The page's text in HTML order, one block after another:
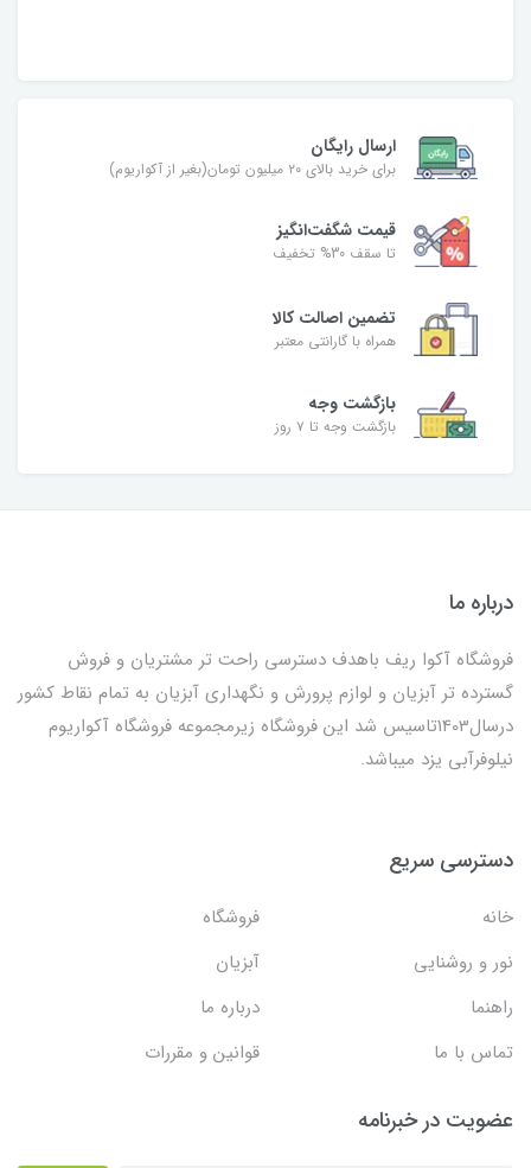
ارسال رایگان
برای خرید بالای ۲۰ میلیون تومان(بغیر از آکواریوم)
قیمت شگفت‌انگیز
تا سقف 30% تخفیف
تضمین اصالت کالا
همراه با گارانتی معتبر
بازگشت وجه
بازگشت وجه تا ۷ روز
درباره ما
فروشگاه آکوا ریف باهدف دسترسی راحت تر مشتریان و فروش
گسترده تر آبزیان و لوازم پرورش و نگهداری آبزیان به تمام نقاط کشور
درسال1403تاسیس شد این فروشگاه زیرمجموعه فروشگاه آکواریوم
نیلوفرآبی یزد میباشد.
دسترسی سریع
خانه
فروشگاه
نور و روشنایی
آبزیان
راهنما
درباره ما
تماس با ما
قوانین و مقررات
عضویت در خبرنامه